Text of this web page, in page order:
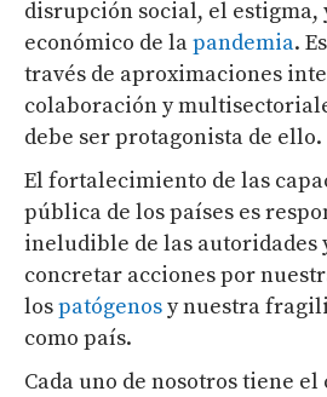
disrupción social, el estigma,
económico de lapandemia.
través de aproximaciones
colaboración y
debe ser protagonista de ello.
El fortalecimiento de las
pública de los países es
ineludible de las autoridades
concretar acciones por
lospatógenosy nuestra
como país.
Cada uno de nosotros tiene